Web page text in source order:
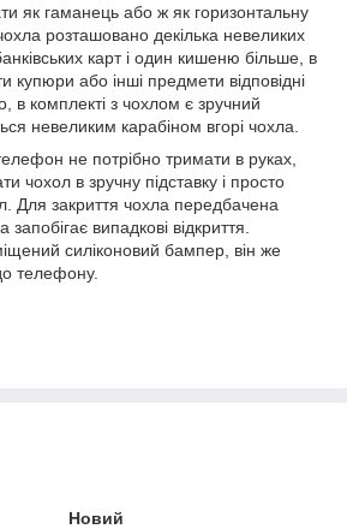
як гаманець або ж як горизонтальну
розташовано декілька невеликих
карт і один кишеню більше, в
купюри або інші предмети відповідні
в комплекті з чохлом є зручний
невеликим карабіном вгорі чохла.
не потрібно тримати в руках,
чохол в зручну підставку і просто
Для закриття чохла передбачена
запобігає випадкові відкриття.
силіконовий бампер, він же
телефону.
Новий